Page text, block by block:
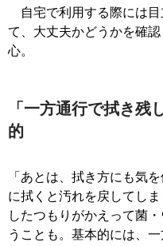
自宅で利用する際には目
て、大丈夫かどうかを確
心。
「一方通行で拭き残
的
「あとは、拭き方にも気
に拭くと汚れを戻してし
したつもりがかえって菌
うことも。基本的には、